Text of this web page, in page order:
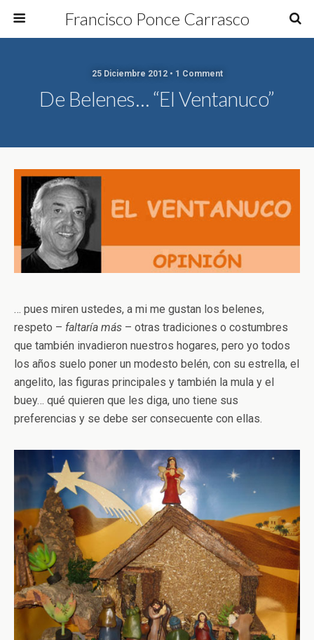
Francisco Ponce Carrasco
25 Diciembre 2012 • 1 Comment
De Belenes… “El Ventanuco”
… pues miren ustedes, a mi me gustan los belenes,
respeto – faltaría más – otras tradiciones o costumbres
que también invadieron nuestros hogares, pero yo todos
los años suelo poner un modesto belén, con su estrella, el
angelito, las figuras principales y también la mula y el
buey… qué quieren que les diga, uno tiene sus
preferencias y se debe ser consecuente con ellas.